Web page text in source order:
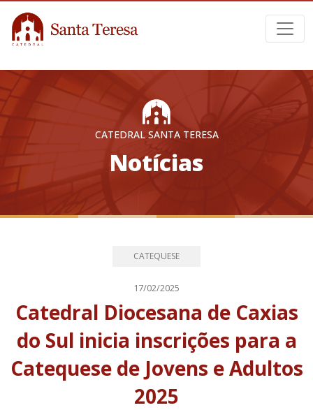
CATEDRAL SANTA TERESA
Notícias
CATEQUESE
17/02/2025
Catedral Diocesana de Caxias
do Sul inicia inscrições para a
Catequese de Jovens e Adultos
2025